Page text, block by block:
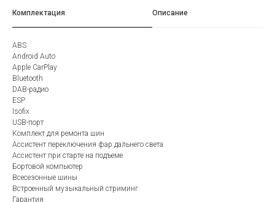
Комплектация Описание
ABS
Android Auto
Apple CarPlay
Bluetooth
DAB-радио
ESP
Isofix
USB-порт
Комплект для ремонта шин
Ассистент переключения фар дальнего света
Ассистент при старте на подъеме
Бортовой компьютер
Всесезонные шины
Встроенный музыкальный стриминг
Гарантия